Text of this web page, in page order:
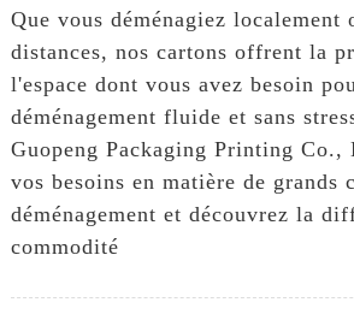
Que vous déménagiez localement
distances, nos cartons offrent la
l'espace dont vous avez besoin
déménagement fluide et sans
Guopeng Packaging Printing Co.,
vos besoins en matière de grands
déménagement et découvrez la
commodité